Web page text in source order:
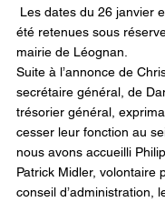
été retenues sous
mairie de Léognan.
Suite à l’annonce de
secrétaire général, de
trésorier général,
cesser leur fonction au
nous avons accueilli
Patrick Midler, volontaire
conseil d’administration,